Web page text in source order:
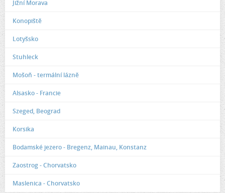
Jižní Morava
Konopiště
Lotyšsko
Stuhleck
Mošoň - termální lázně
Alsasko - Francie
Szeged, Beograd
Korsika
Bodamské jezero - Bregenz, Mainau, Konstanz
Zaostrog - Chorvatsko
Maslenica - Chorvatsko